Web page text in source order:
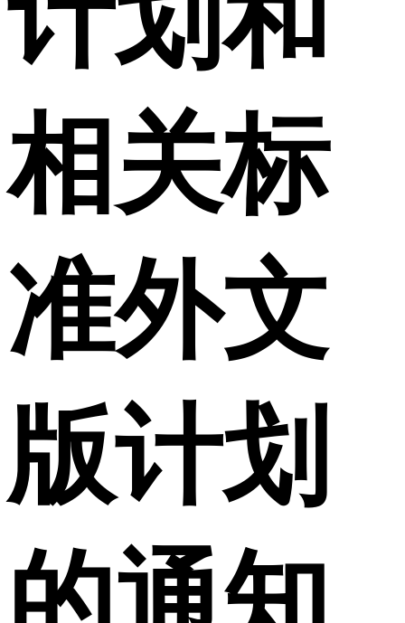
相关标
准外文
版计划